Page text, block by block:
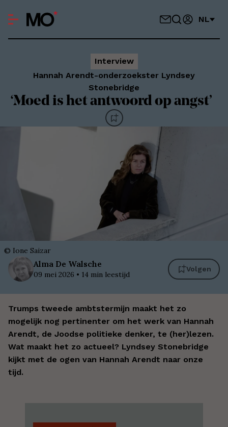
NL
Interview
Hannah Arendt-onderzoekster Lyndsey
Stonebridge
‘Moed is het antwoord op angst’
© Ione Saizar
Alma De Walsche
09 mei 2026 • 14 min leestijd
Volgen
Trumps tweede ambtstermijn maakt het zo
mogelijk nog pertinenter om het werk van Hannah
Arendt, de Joodse politieke denker, te (her)lezen.
Wat maakt het zo actueel? Lyndsey Stonebridge
kijkt met de ogen van Hannah Arendt naar onze
tijd.